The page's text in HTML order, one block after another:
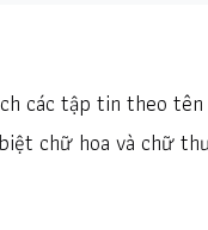
các tập tin theo
chữ hoa và chữ